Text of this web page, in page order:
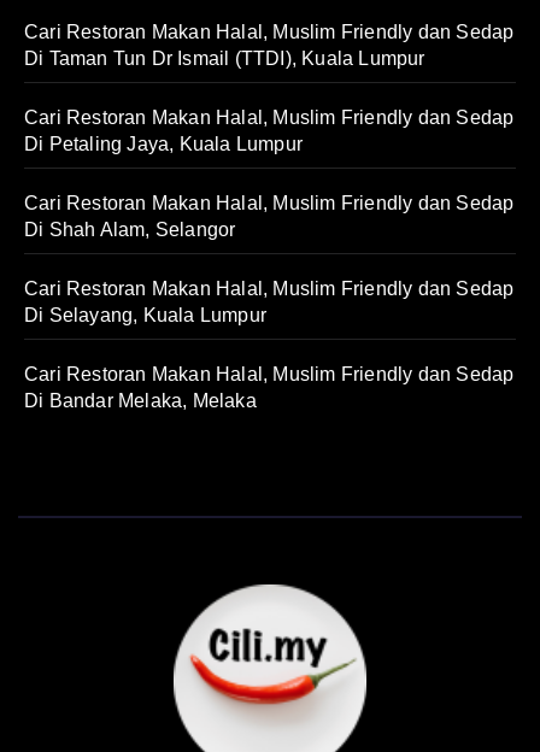
Cari Restoran Makan Halal, Muslim Friendly dan Sedap
Di Taman Tun Dr Ismail (TTDI), Kuala Lumpur
Cari Restoran Makan Halal, Muslim Friendly dan Sedap
Di Petaling Jaya, Kuala Lumpur
Cari Restoran Makan Halal, Muslim Friendly dan Sedap
Di Shah Alam, Selangor
Cari Restoran Makan Halal, Muslim Friendly dan Sedap
Di Selayang, Kuala Lumpur
Cari Restoran Makan Halal, Muslim Friendly dan Sedap
Di Bandar Melaka, Melaka